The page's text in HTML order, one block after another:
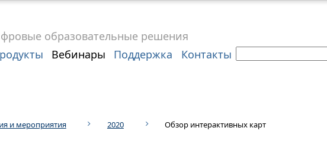
образовательные решения
Вебинары Поддержка Контакты
и мероприятия 2020 Обзор интерактивных карт